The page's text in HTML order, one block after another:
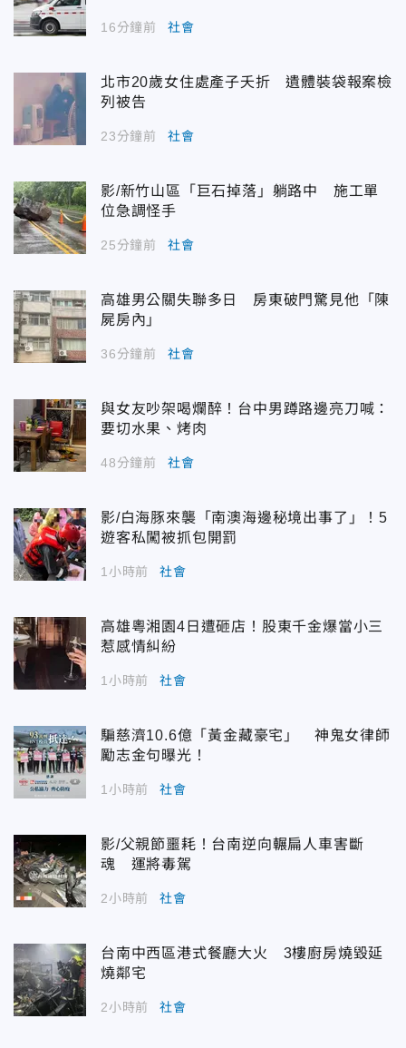
16分鐘前 社會
北市20歲女住處產子夭折 遺體裝袋報案檢
列被告
23分鐘前 社會
影/新竹山區「巨石掉落」躺路中 施工單
位急調怪手
25分鐘前 社會
高雄男公關失聯多日 房東破門驚見他「陳
屍房內」
36分鐘前 社會
與女友吵架喝爛醉！台中男蹲路邊亮刀喊：
要切水果、烤肉
48分鐘前 社會
影/白海豚來襲「南澳海邊秘境出事了」！5
遊客私闖被抓包開罰
1小時前 社會
高雄粵湘園4日遭砸店！股東千金爆當小三
惹感情糾紛
1小時前 社會
騙慈濟10.6億「黃金藏豪宅」 神鬼女律師
勵志金句曝光！
1小時前 社會
影/父親節噩耗！台南逆向輾扁人車害斷
魂 運將毒駕
2小時前 社會
台南中西區港式餐廳大火 3樓廚房燒毀延
燒鄰宅
2小時前 社會